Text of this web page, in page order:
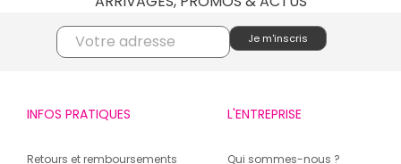
INFOS PRATIQUES
Retours et remboursements
L'ENTREPRISE
Qui sommes-nous ?